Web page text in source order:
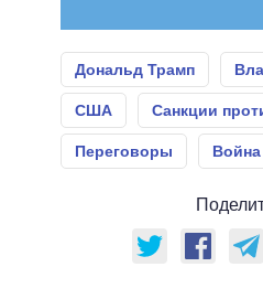
Дональд Трамп
США Санкции
Переговоры